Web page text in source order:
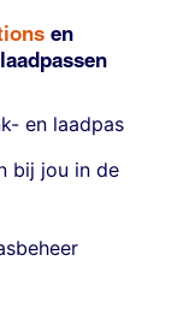
en
en laadpas
bij jou in de